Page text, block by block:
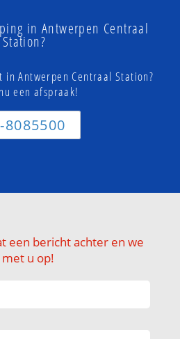
in Antwerpen Centraal
Station?
in Antwerpen Centraal Station?
een afspraak!
8085500
een bericht achter en we
u op!